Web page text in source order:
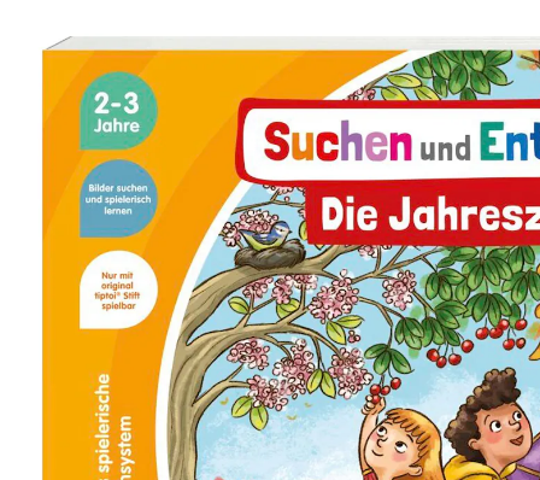
(13)
18,50 €
inkl. MwSt. und zzgl.Versandkosten
In den Warenkorb
Lieferung nach Hause
Sofort lieferbar - in 2-3 Werktagen bei Dir
Filialabholung
Einen Moment bitte...